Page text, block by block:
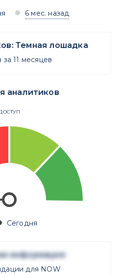
6 мес. назад
Темная лошадка
за 11 месяцев
аналитиков
Сегодня
информация
для NOW